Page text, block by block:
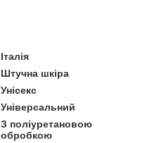
Італія
Штучна шкіра
Унісекс
Універсальний
З поліуретановою
обробкою